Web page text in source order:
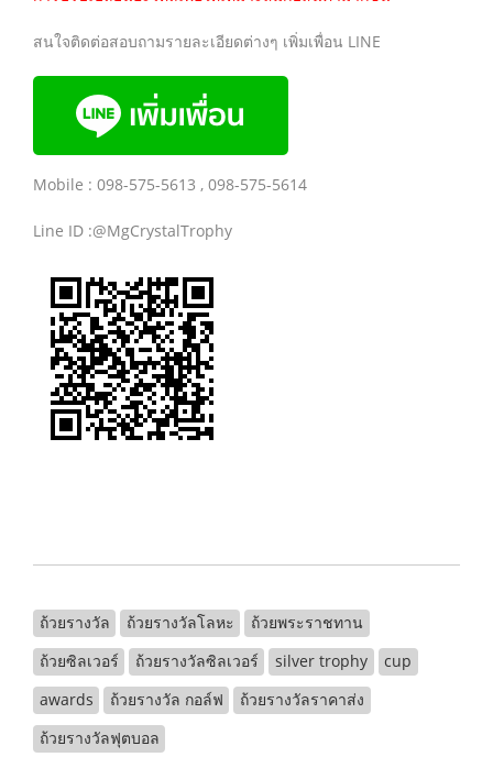
สนใจติดต่อสอบถามรายละเอียดต่างๆ เพิ่มเพื่อน LINE
Mobile : 098-575-5613 , 098-575-5614
Line ID :@MgCrystalTrophy
ถ้วยรางวัล ถ้วยรางวัลโลหะ
ถ้วยพระราชทาน
ถ้วยซิลเวอร์
ถ้วยรางวัลซิลเวอร์ silver trophy
cup
awards
ถ้วยรางวัล กอล์ฟ
ถ้วยรางวัลราคาส่ง
ถ้วยรางวัลฟุตบอล